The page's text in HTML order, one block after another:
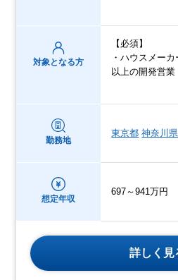
対象となる方
【必須】
・ハウスメー
以上の開発営
勤務地
東京都 神奈川県
想定年収
697～941万円
詳しく見